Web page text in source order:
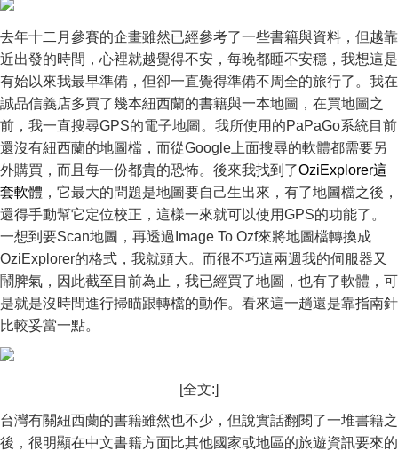
去年十二月參賽的企畫雖然已經參考了一些書籍與資料，但越靠
近出發的時間，心裡就越覺得不安，每晚都睡不安穩，我想這是
有始以來我最早準備，但卻一直覺得準備不周全的旅行了。我在
誠品信義店多買了幾本紐西蘭的書籍與一本地圖，在買地圖之
前，我一直搜尋GPS的電子地圖。我所使用的PaPaGo系統目前
還沒有紐西蘭的地圖檔，而從Google上面搜尋的軟體都需要另
外購買，而且每一份都貴的恐怖。後來我找到了OziExplorer這
套軟體 ，它最大的問題是地圖要自己生出來，有了地圖檔之後，
還得手動幫它定位校正，這樣一來就可以使用GPS的功能了。
一想到要Scan地圖，再透過Image To Ozf來將地圖檔轉換成
OziExplorer的格式，我就頭大。而很不巧這兩週我的伺服器又
鬧脾氣，因此截至目前為止，我已經買了地圖，也有了軟體，可
是就是沒時間進行掃瞄跟轉檔的動作。看來這一趟還是靠指南針
比較妥當一點。
[全文:]
台灣有關紐西蘭的書籍雖然也不少，但說實話翻閱了一堆書籍之
後，很明顯在中文書籍方面比其他國家或地區的旅遊資訊要來的